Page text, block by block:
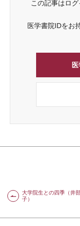
この記事はロ
医学書院IDをお
大学院生との四季（井
子）